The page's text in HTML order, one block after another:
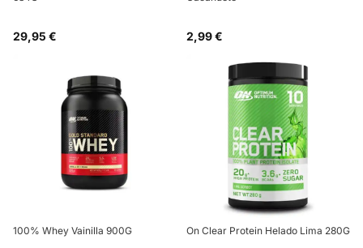
29,95 € 2,99 €
100% Whey Vainilla 900G On Clear Protein Helado Lima 280G